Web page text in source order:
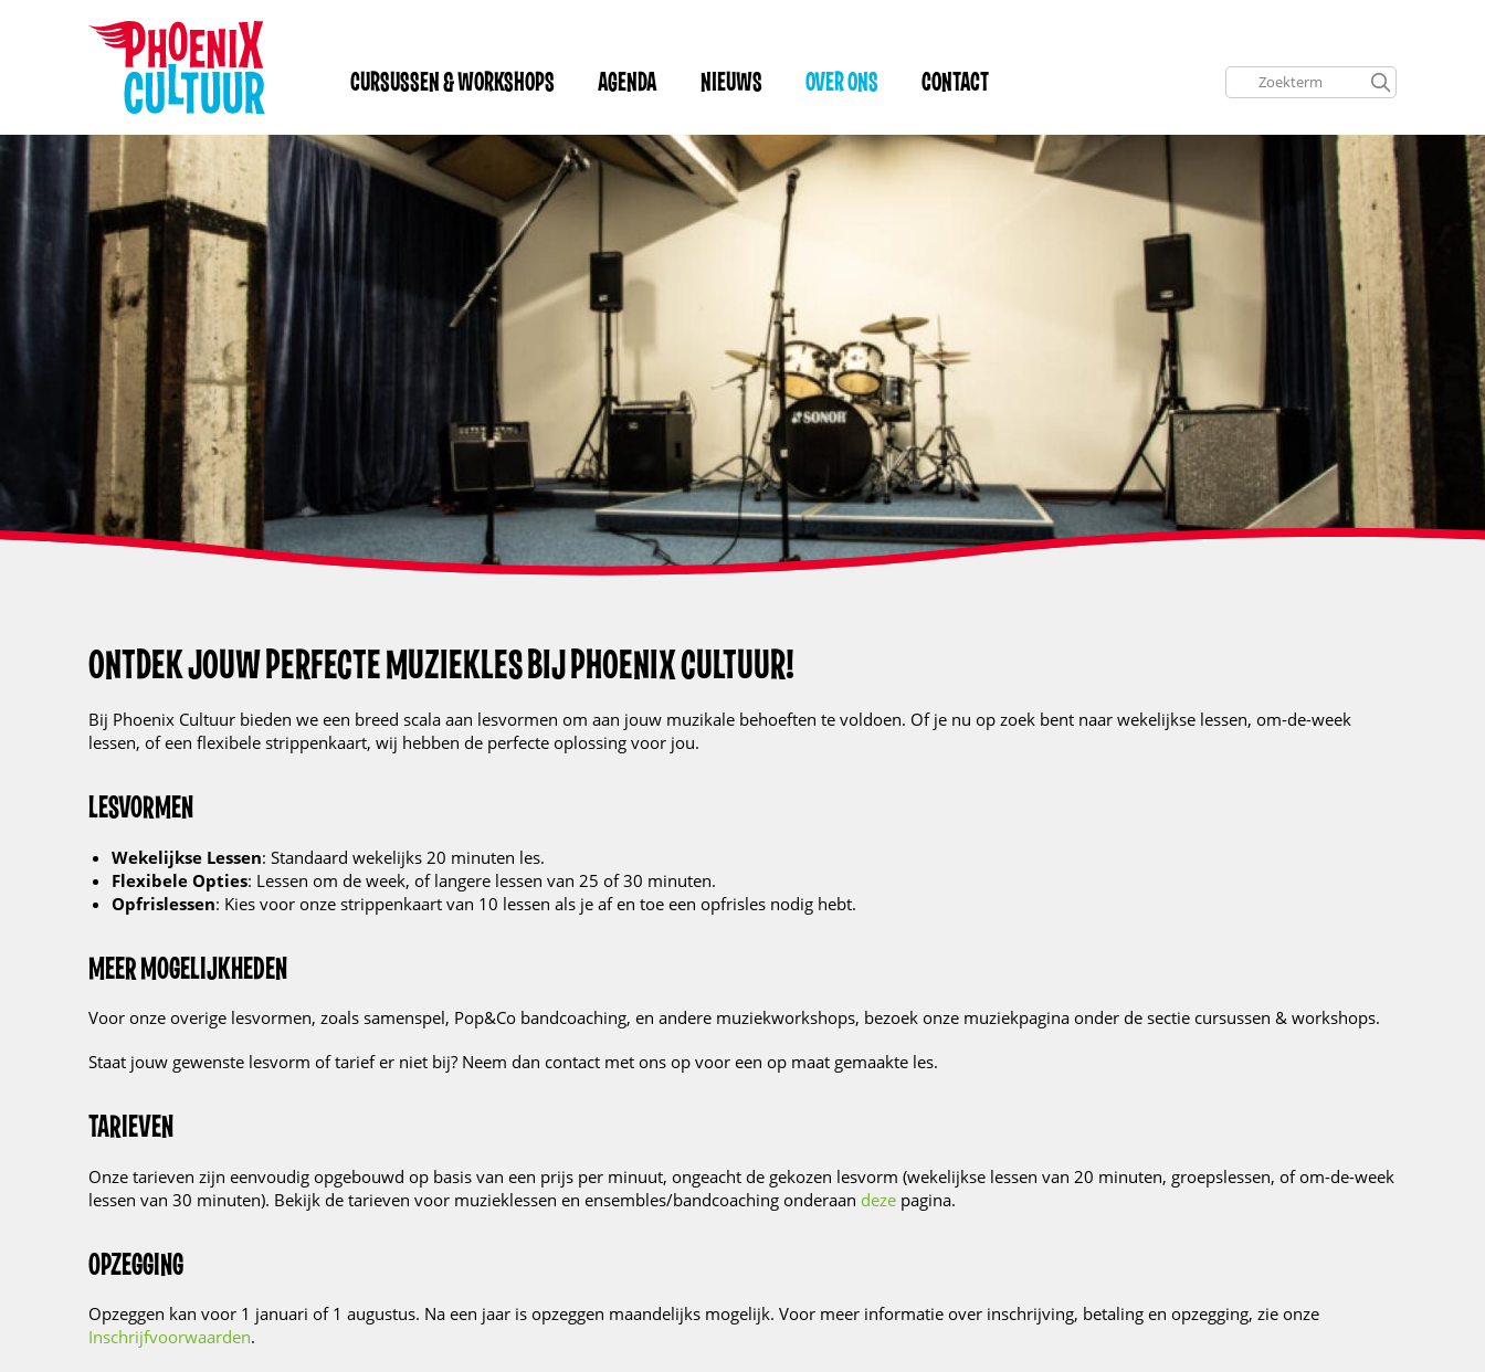
CURSUSSEN & WORKSHOPS AGENDA NIEUWS OVER ONS CONTACT
ONTDEK JOUW PERFECTE MUZIEKLES BIJ PHOENIX CULTUUR!
Bij Phoenix Cultuur bieden we een breed scala aan lesvormen om aan jouw muzikale behoeften te voldoen. Of je nu op zoek bent naar wekelijkse lessen, om-de-week
lessen, of een flexibele strippenkaart, wij hebben de perfecte oplossing voor jou.
LESVORMEN
Wekelijkse Lessen: Standaard wekelijks 20 minuten les.
Flexibele Opties: Lessen om de week, of langere lessen van 25 of 30 minuten.
Opfrislessen: Kies voor onze strippenkaart van 10 lessen als je af en toe een opfrisles nodig hebt.
MEER MOGELIJKHEDEN
Voor onze overige lesvormen, zoals samenspel, Pop&Co bandcoaching, en andere muziekworkshops, bezoek onze muziekpagina onder de sectie cursussen & workshops.
Staat jouw gewenste lesvorm of tarief er niet bij? Neem dan contact met ons op voor een op maat gemaakte les.
TARIEVEN
Onze tarieven zijn eenvoudig opgebouwd op basis van een prijs per minuut, ongeacht de gekozen lesvorm (wekelijkse lessen van 20 minuten, groepslessen, of om-de-week
lessen van 30 minuten). Bekijk de tarieven voor muzieklessen en ensembles/bandcoaching onderaan dezepagina.
OPZEGGING
Opzeggen kan voor 1 januari of 1 augustus. Na een jaar is opzeggen maandelijks mogelijk. Voor meer informatie over inschrijving, betaling en opzegging, zie onze
Inschrijfvoorwaarden.